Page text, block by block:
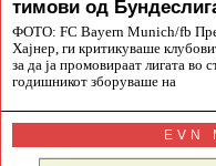
тимови од
ФОТО: FC Bayern Munich/fb
Хајнер, ги критикуваше
за да ја промовираат лигата во
годишникот зборуваше на
EVN